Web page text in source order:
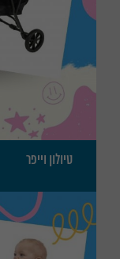
טיולון וייפר